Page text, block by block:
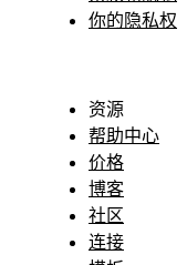
你的隐私权
资源
帮助中心
价格
博客
社区
连接